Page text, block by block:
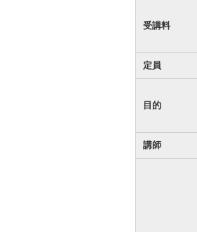
受講料
定員
目的
講師